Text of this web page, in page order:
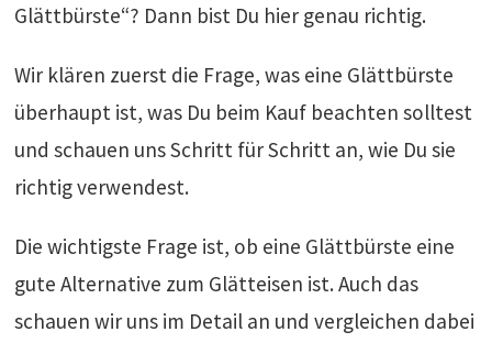
Glättbürste“? Dann bist Du hier genau richtig.
Wir klären zuerst die Frage, was eine Glättbürste
überhaupt ist, was Du beim Kauf beachten solltest
und schauen uns Schritt für Schritt an, wie Du sie
richtig verwendest.
Die wichtigste Frage ist, ob eine Glättbürste eine
gute Alternative zum Glätteisen ist. Auch das
schauen wir uns im Detail an und vergleichen dabei